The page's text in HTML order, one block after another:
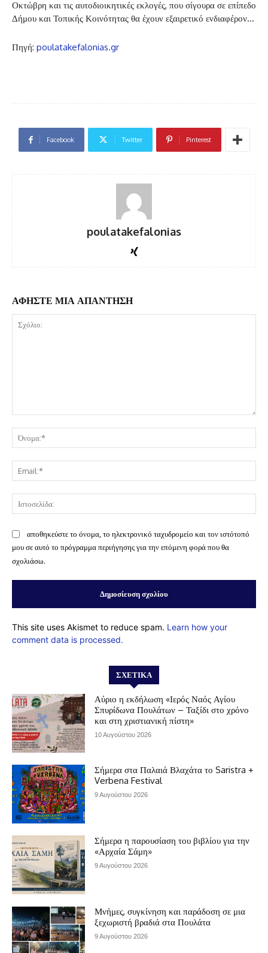
Οκτώβρη και τις αυτοδιοικητικές εκλογές, που σίγουρα σε επίπεδο
Δήμου και Τοπικής Κοινότητας θα έχουν εξαιρετικό ενδιαφέρον…
Πηγή: poulatakefalonias.gr
Facebook Twitter Pinterest
poulatakefalonias
ΑΦΗΣΤΕ ΜΙΑ ΑΠΑΝΤΗΣΗ
αποθηκεύστε το όνομα, το ηλεκτρονικό ταχυδρομείο και τον ιστότοπό
μου σε αυτό το πρόγραμμα περιήγησης για την επόμενη φορά που θα
σχολιάσω.
This site uses Akismet to reduce spam. Learn how your
comment data is processed.
ΣΧΕΤΙΚΆ
Αύριο η εκδήλωση «Ιερός Ναός Αγίου
Σπυρίδωνα Πουλάτων – Ταξίδι στο χρόνο
και στη χριστιανική πίστη»
10 Αυγούστου 2026
Σήμερα στα Παλαιά Βλαχάτα το Saristra +
Verbena Festival
9 Αυγούστου 2026
Σήμερα η παρουσίαση του βιβλίου για την
«Αρχαία Σάμη»
9 Αυγούστου 2026
Μνήμες, συγκίνηση και παράδοση σε μια
ξεχωριστή βραδιά στα Πουλάτα
9 Αυγούστου 2026